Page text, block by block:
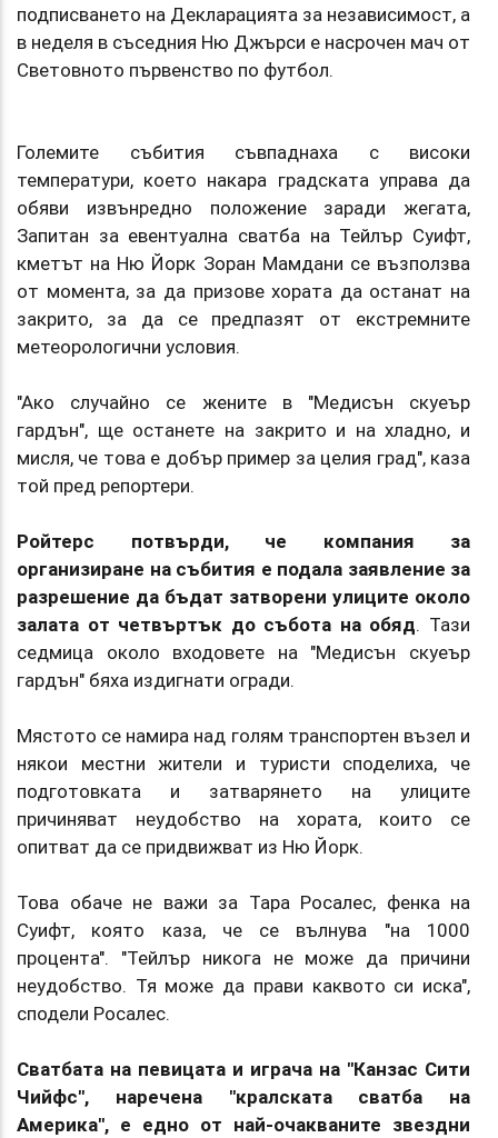
подписването на Декларацията за независимост, а
в неделя в съседния Ню Джърси е насрочен мач от
Световното първенство по футбол.
Големите събития съвпаднаха с високи
температури, което накара градската управа да
обяви извънредно положение заради жегата,
Запитан за евентуална сватба на Тейлър Суифт,
кметът на Ню Йорк Зоран Мамдани се възползва
от момента, за да призове хората да останат на
закрито, за да се предпазят от екстремните
метеорологични условия.
"Ако случайно се жените в "Медисън скуеър
гардън", ще останете на закрито и на хладно, и
мисля, че това е добър пример за целия град", каза
той пред репортери.
Ройтерс потвърди, че компания за
организиране на събития е подала заявление за
разрешение да бъдат затворени улиците около
залата от четвъртък до събота на обяд. Тази
седмица около входовете на "Медисън скуеър
гардън" бяха издигнати огради.
Мястото се намира над голям транспортен възел и
някои местни жители и туристи споделиха, че
подготовката и затварянето на улиците
причиняват неудобство на хората, които се
опитват да се придвижват из Ню Йорк.
Това обаче не важи за Тара Росалес, фенка на
Суифт, която каза, че се вълнува "на 1000
процента". "Тейлър никога не може да причини
неудобство. Тя може да прави каквото си иска",
сподели Росалес.
Сватбата на певицата и играча на "Канзас Сити
Чийфс", наречена "кралската сватба на
Америка", е едно от най-очакваните звездни